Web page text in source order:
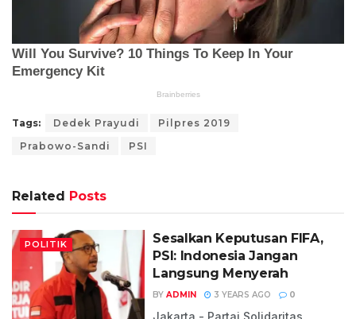
Tags: Dedek Prayudi
Pilpres 2019
Prabowo-Sandi
PSI
Related Posts
POLITIK
Sesalkan Keputusan FIFA,
PSI: Indonesia Jangan
Langsung Menyerah
BY ADMIN 3 YEARS AGO 0
Jakarta - Partai Solidaritas